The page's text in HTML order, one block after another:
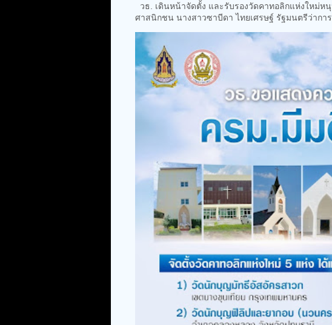
วธ. เดินหน้าจัดตั้ง และรับรองวัดคาทอลิกแห่งใหม่
ศาสนิกชน นางสาวซาบีดา ไทยเศรษฐ์ รัฐมนตรีว่าการ